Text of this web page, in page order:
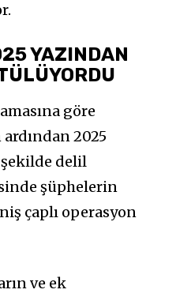
YAZINDAN
göre
2025
delil
şüphelerin
çaplı operasyon
ve ek